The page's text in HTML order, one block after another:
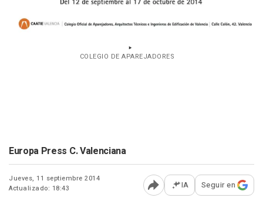
COLEGIO DE APAREJADORES
Europa Press C. Valenciana
Jueves, 11 septiembre 2014
Actualizado: 18:43
Abrir opciones para
IA Seguir en